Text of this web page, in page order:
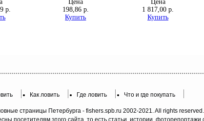
Как ловить Где ловить Что и где покупать
страницы Петербурга - fishers.spb.ru 2002-2021. All rights reserved.
посетителям этого сайта, то есть статьи, истории,